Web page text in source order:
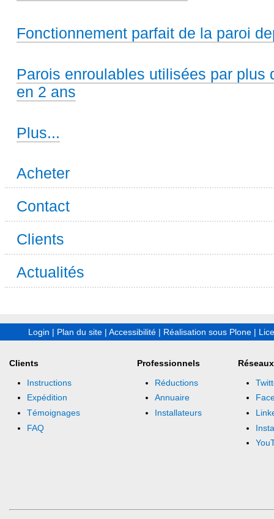
Fonctionnement parfait de la paroi
Parois enroulables utilisées par plus
en 2 ans
Clients
satisfaits
Plus...
Acheter
Contact
Clients
Actualités
Login | Plan du site| Accessibilité| Réalisation sous Plone|
Clients
Instructions
Expédition
Témoignages
FAQ
Professionnels
Réductions
Annuaire
Installateurs
Réseaux